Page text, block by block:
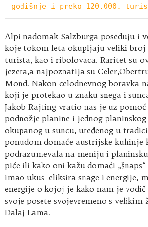
godišnje i preko 120.000.
Alpi nadomak Salzburga poseduju i
koje tokom leta okupljaju veliki broj
turista, kao i ribolovaca. Raritet su
jezera,a najpoznatija su
Mond. Nakon celodnevnog boravka
koji je protekao u znaku snega i
Jakob Rajting vratio nas je uz
podnožje planine i jednog
okupanog u suncu, uređenog u
ponudom domaće austrijske kuhinje
podrazumevala na meniju i
piće ili kako oni kažu domaći
imao ukus eliksira snage i energije,
energije o kojoj je kako nam je
svoje posete svojevremeno s velikim
Dalaj Lama.